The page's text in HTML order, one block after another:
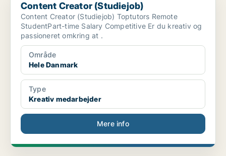
Content Creator (Studiejob)
Content Creator (Studiejob) Toptutors Remote
StudentPart-time Salary Competitive Er du kreativ og
passioneret omkring at .
Område
Hele Danmark
Type
Kreativ medarbejder
Mere info